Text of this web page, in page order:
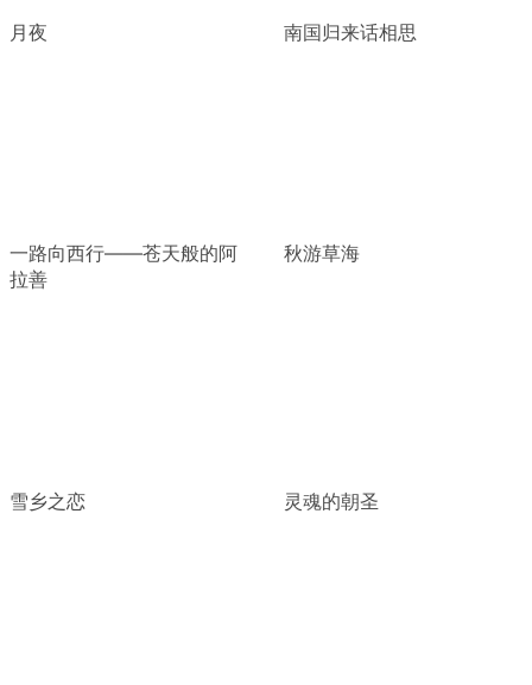
月夜 南国归来话相思
一路向西行——苍天般的阿
拉善
秋游草海
雪乡之恋 灵魂的朝圣